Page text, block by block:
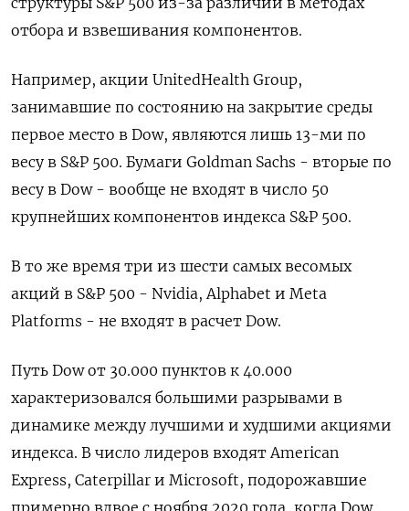
отбора и взвешивания компонентов.
Например, акции UnitedHealth Group,
занимавшие по состоянию на закрытие среды
первое место в Dow, являются лишь 13-ми по
весу в S&P 500. Бумаги Goldman Sachs - вторые по
весу в Dow - вообще не входят в число 50
крупнейших компонентов индекса S&P 500.
В то же время три из шести самых весомых
акций в S&P 500 - Nvidia, Alphabet и Meta
Platforms - не входят в расчет Dow.
Путь Dow от 30.000 пунктов к 40.000
характеризовался большими разрывами в
динамике между лучшими и худшими акциями
индекса. В число лидеров входят American
Express, Caterpillar и Microsoft, подорожавшие